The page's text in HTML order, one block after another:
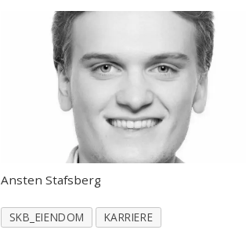
Ansten Stafsberg
SKB_EIENDOM KARRIERE